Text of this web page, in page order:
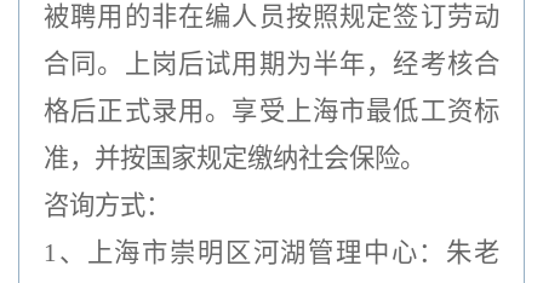
被聘用的非在编人员按照规定签订劳动
合同。上岗后试用期为半年，经考核合
格后正式录用。 享受上海市最低工资标
准，并按国家规定缴纳社会保险。
咨询方式：
1、上海市崇明区河湖管理中心： 朱老